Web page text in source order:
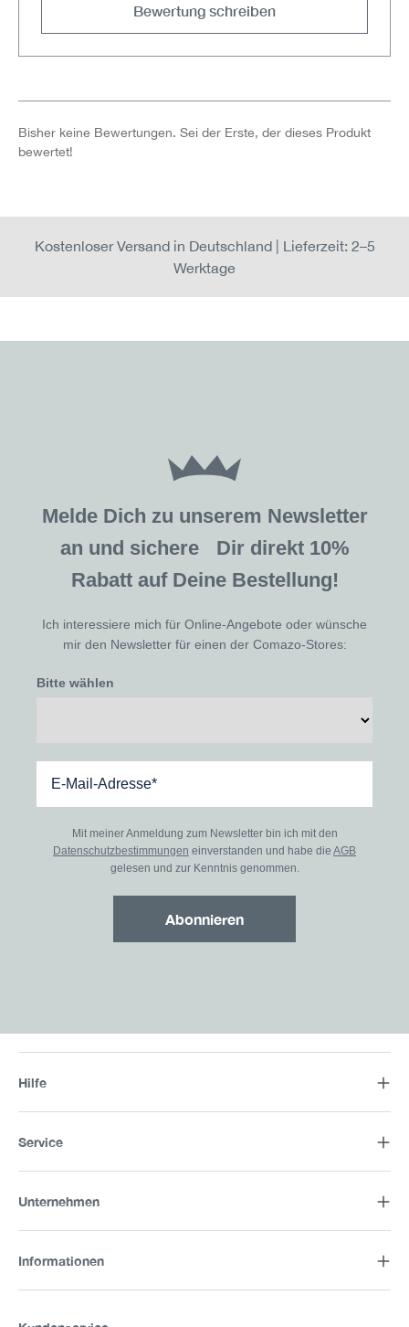
Bewertung schreiben
Bisher keine Bewertungen. Sei der Erste, der dieses Produkt
bewertet!
Kostenloser Versand in Deutschland | Lieferzeit: 2–5
Werktage
Melde Dich zu unserem Newsletter
an und sichere Dir direkt 10%
Rabatt auf Deine Bestellung!
Ich interessiere mich für Online-Angebote oder wünsche
mir den Newsletter für einen der Comazo-Stores:
Bitte wählen
Mit meiner Anmeldung zum Newsletter bin ich mit den
Datenschutzbestimmungen einverstanden und habe die AGB
gelesen und zur Kenntnis genommen.
Abonnieren
Hilfe
Service
Unternehmen
Informationen